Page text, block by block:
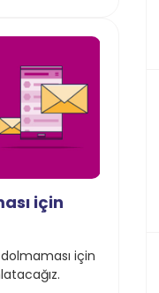
için
için